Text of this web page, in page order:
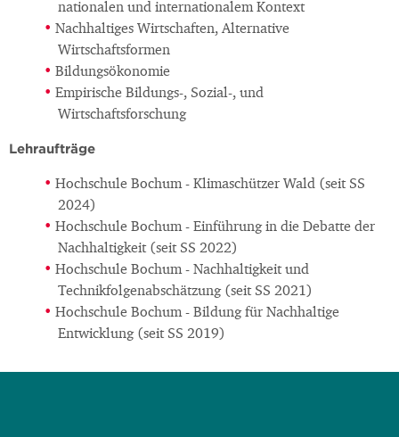
nationalen und internationalem Kontext
Nachhaltiges Wirtschaften, Alternative
Wirtschaftsformen
Bildungsökonomie
Empirische Bildungs-, Sozial-, und
Wirtschaftsforschung
Lehraufträge
Hochschule Bochum - Klimaschützer Wald (seit SS
2024)
Hochschule Bochum - Einführung in die Debatte der
Nachhaltigkeit (seit SS 2022)
Hochschule Bochum - Nachhaltigkeit und
Technikfolgenabschätzung (seit SS 2021)
Hochschule Bochum - Bildung für Nachhaltige
Entwicklung (seit SS 2019)